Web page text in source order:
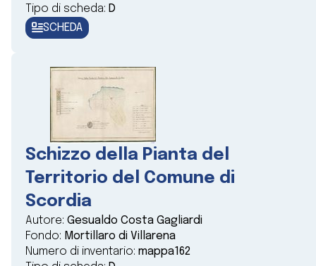
Tipo di scheda: D
SCHEDA
Schizzo della Pianta del
Territorio del Comune di
Scordia
Autore: Gesualdo Costa Gagliardi
Fondo: Mortillaro di Villarena
Numero di inventario: mappa162